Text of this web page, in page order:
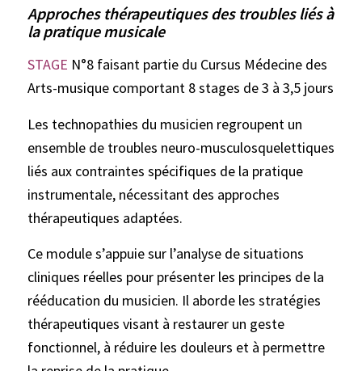
Approches thérapeutiques des troubles liés à
la pratique musicale
STAGE N°8 faisant partie du Cursus Médecine des
Arts-musique comportant 8 stages de 3 à 3,5 jours
Les technopathies du musicien regroupent un
ensemble de troubles neuro-musculosquelettiques
liés aux contraintes spécifiques de la pratique
instrumentale, nécessitant des approches
thérapeutiques adaptées.
Ce module s’appuie sur l’analyse de situations
cliniques réelles pour présenter les principes de la
rééducation du musicien. Il aborde les stratégies
thérapeutiques visant à restaurer un geste
fonctionnel, à réduire les douleurs et à permettre